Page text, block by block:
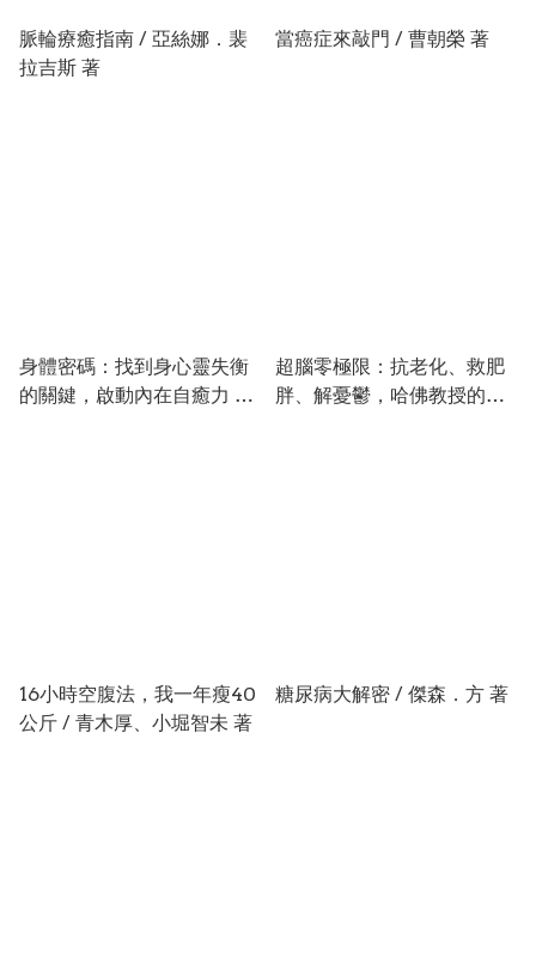
脈輪療癒指南 / 亞絲娜．裴
拉吉斯 著
當癌症來敲門 / 曹朝榮 著
身體密碼：找到身心靈失衡
的關鍵，啟動內在自癒力 /
超腦零極限：抗老化、救肥
胖、解憂鬱，哈佛教授的大
16小時空腹法，我一年瘦40
公斤 / 青木厚、小堀智未 著
糖尿病大解密 / 傑森．方 著